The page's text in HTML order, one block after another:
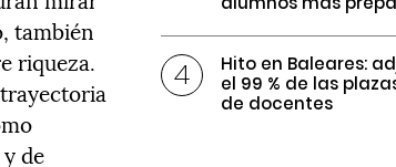
también
riqueza.
de
Hito en Baleares:
el 99 % de las
de docentes